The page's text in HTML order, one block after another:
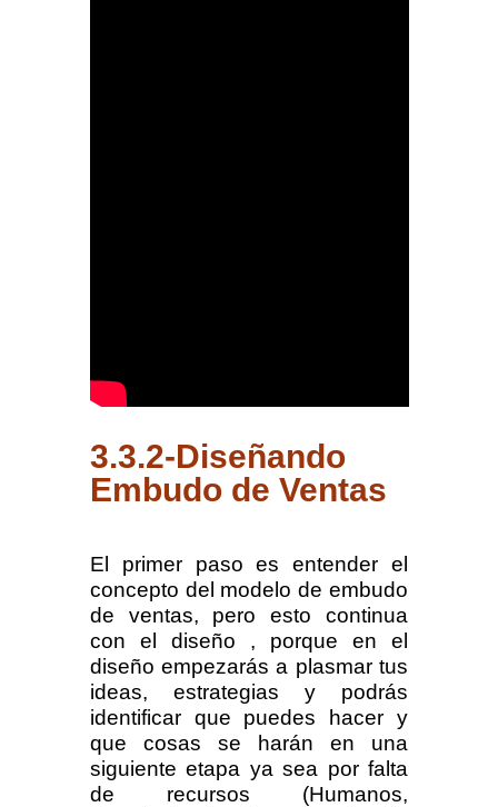
3.3.2-Diseñando
Embudo de Ventas
El primer paso es entender el
concepto del modelo de embudo
de ventas, pero esto continua
con el diseño , porque en el
diseño empezarás a plasmar tus
ideas, estrategias y podrás
identificar que puedes hacer y
que cosas se harán en una
siguiente etapa ya sea por falta
de recursos (Humanos,